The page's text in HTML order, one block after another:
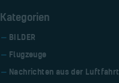
Kategorien
BILDER
Flugzeuge
Nachrichten aus der Luftfahrt